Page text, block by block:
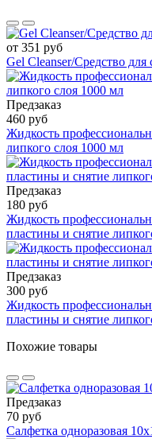
от 351 руб
Gel Cleanser/Средство для
Предзаказ
460 руб
Жидкость
липкого слоя 1000 мл
Предзаказ
180 руб
Жидкость
пластины и снятие
Предзаказ
300 руб
Жидкость
пластины и снятие
Похожие товары
Предзаказ
70 руб
Салфетка одноразовая